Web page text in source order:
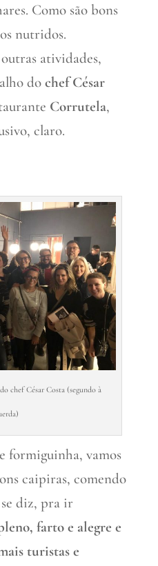
Como são bons
nutridos.
atividades,
do chef César
Corrutela,
claro.
chef César Costa (segundo à
formiguinha, vamos
caipiras, comendo
diz, pra ir
farto e alegre e
turistas e